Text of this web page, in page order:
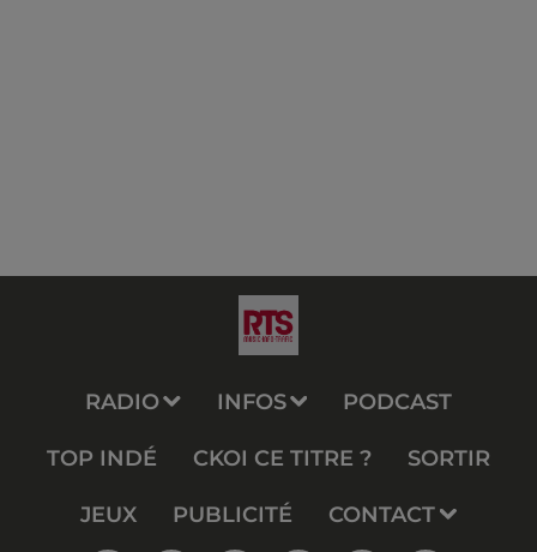
RADIO INFOS PODCAST
TOP INDÉ CKOI CE TITRE ? SORTIR
JEUX PUBLICITÉ CONTACT